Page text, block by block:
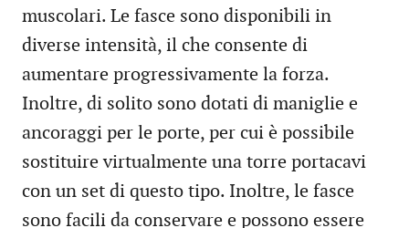
muscolari. Le fasce sono disponibili in
diverse intensità, il che consente di
aumentare progressivamente la forza.
Inoltre, di solito sono dotati di maniglie e
ancoraggi per le porte, per cui è possibile
sostituire virtualmente una torre portacavi
con un set di questo tipo. Inoltre, le fasce
sono facili da conservare e possono essere